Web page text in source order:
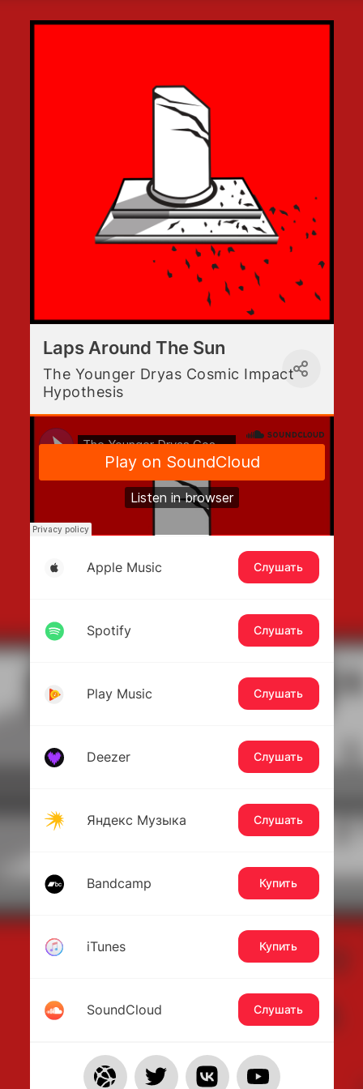
Laps Around The Sun
The Younger Dryas Cosmic Impact
Hypothesis
Apple Music Слушать
Spotify Слушать
Play Music Слушать
Deezer Слушать
Яндекс Музыка Слушать
Bandcamp Купить
iTunes Купить
SoundCloud Слушать